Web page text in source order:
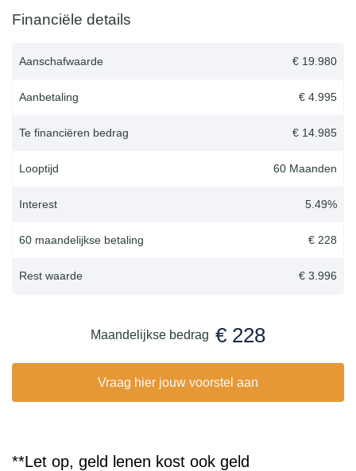
Financiële details
Aanschafwaarde € 19.980
Aanbetaling € 4.995
Te financiëren bedrag € 14.985
Looptijd 60 Maanden
Interest 5.49%
60 maandelijkse betaling € 228
Rest waarde € 3.996
Maandelijkse bedrag € 228
Vraag hier jouw voorstel aan
**Let op, geld lenen kost ook geld